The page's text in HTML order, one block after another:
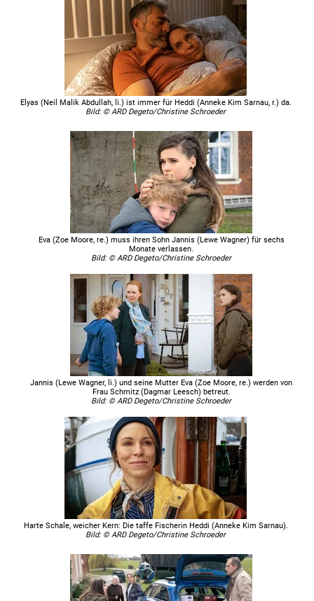
Elyas (Neil Malik Abdullah, li.) ist immer für Heddi (Anneke Kim Sarnau, r.) da.
Bild: © ARD Degeto/Christine Schroeder
Eva (Zoe Moore, re.) muss ihren Sohn Jannis (Lewe Wagner) für sechs
Monate verlassen.
Bild: © ARD Degeto/Christine Schroeder
Jannis (Lewe Wagner, li.) und seine Mutter Eva (Zoe Moore, re.) werden von
Frau Schmitz (Dagmar Leesch) betreut.
Bild: © ARD Degeto/Christine Schroeder
Harte Schale, weicher Kern: Die taffe Fischerin Heddi (Anneke Kim Sarnau).
Bild: © ARD Degeto/Christine Schroeder